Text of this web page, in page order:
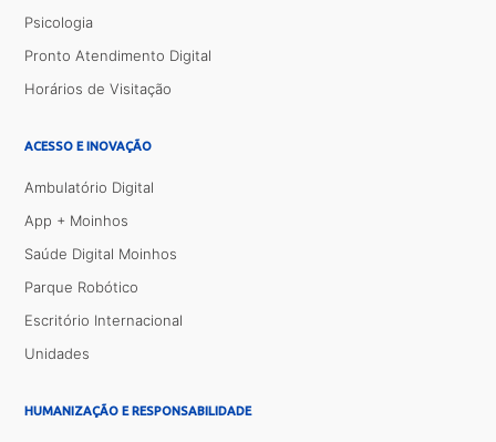
Psicologia
Pronto Atendimento Digital
Horários de Visitação
ACESSO E INOVAÇÃO
Ambulatório Digital
App + Moinhos
Saúde Digital Moinhos
Parque Robótico
Escritório Internacional
Unidades
HUMANIZAÇÃO E RESPONSABILIDADE